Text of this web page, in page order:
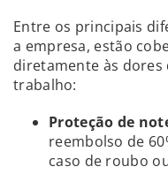
Entre os principais
a empresa, estão
diretamente às dores
trabalho:
Proteção de
reembolso de
caso de roubo